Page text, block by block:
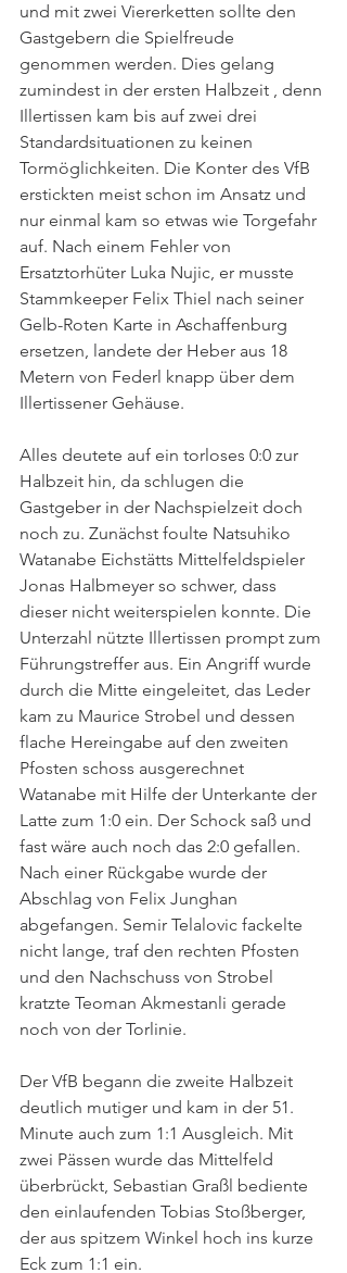
und mit zwei Viererketten sollte den
Gastgebern die Spielfreude
genommen werden. Dies gelang
zumindest in der ersten Halbzeit , denn
Illertissen kam bis auf zwei drei
Standardsituationen zu keinen
Tormöglichkeiten. Die Konter des VfB
erstickten meist schon im Ansatz und
nur einmal kam so etwas wie Torgefahr
auf. Nach einem Fehler von
Ersatztorhüter Luka Nujic, er musste
Stammkeeper Felix Thiel nach seiner
Gelb-Roten Karte in Aschaffenburg
ersetzen, landete der Heber aus 18
Metern von Federl knapp über dem
Illertissener Gehäuse.
Alles deutete auf ein torloses 0:0 zur
Halbzeit hin, da schlugen die
Gastgeber in der Nachspielzeit doch
noch zu. Zunächst foulte Natsuhiko
Watanabe Eichstätts Mittelfeldspieler
Jonas Halbmeyer so schwer, dass
dieser nicht weiterspielen konnte. Die
Unterzahl nützte Illertissen prompt zum
Führungstreffer aus. Ein Angriff wurde
durch die Mitte eingeleitet, das Leder
kam zu Maurice Strobel und dessen
flache Hereingabe auf den zweiten
Pfosten schoss ausgerechnet
Watanabe mit Hilfe der Unterkante der
Latte zum 1:0 ein. Der Schock saß und
fast wäre auch noch das 2:0 gefallen.
Nach einer Rückgabe wurde der
Abschlag von Felix Junghan
abgefangen. Semir Telalovic fackelte
nicht lange, traf den rechten Pfosten
und den Nachschuss von Strobel
kratzte Teoman Akmestanli gerade
noch von der Torlinie.
Der VfB begann die zweite Halbzeit
deutlich mutiger und kam in der 51.
Minute auch zum 1:1 Ausgleich. Mit
zwei Pässen wurde das Mittelfeld
überbrückt, Sebastian Graßl bediente
den einlaufenden Tobias Stoßberger,
der aus spitzem Winkel hoch ins kurze
Eck zum 1:1 ein.